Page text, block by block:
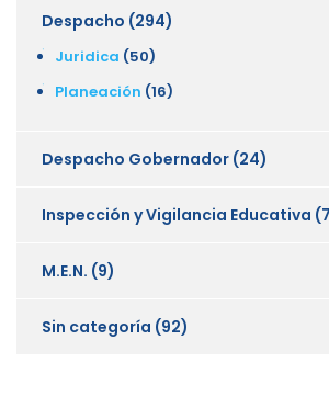
Despacho (294)
Juridica (50)
Planeación (16)
Despacho Gobernador (24)
Inspección y Vigilancia Educativa
M.E.N. (9)
Sin categoría (92)